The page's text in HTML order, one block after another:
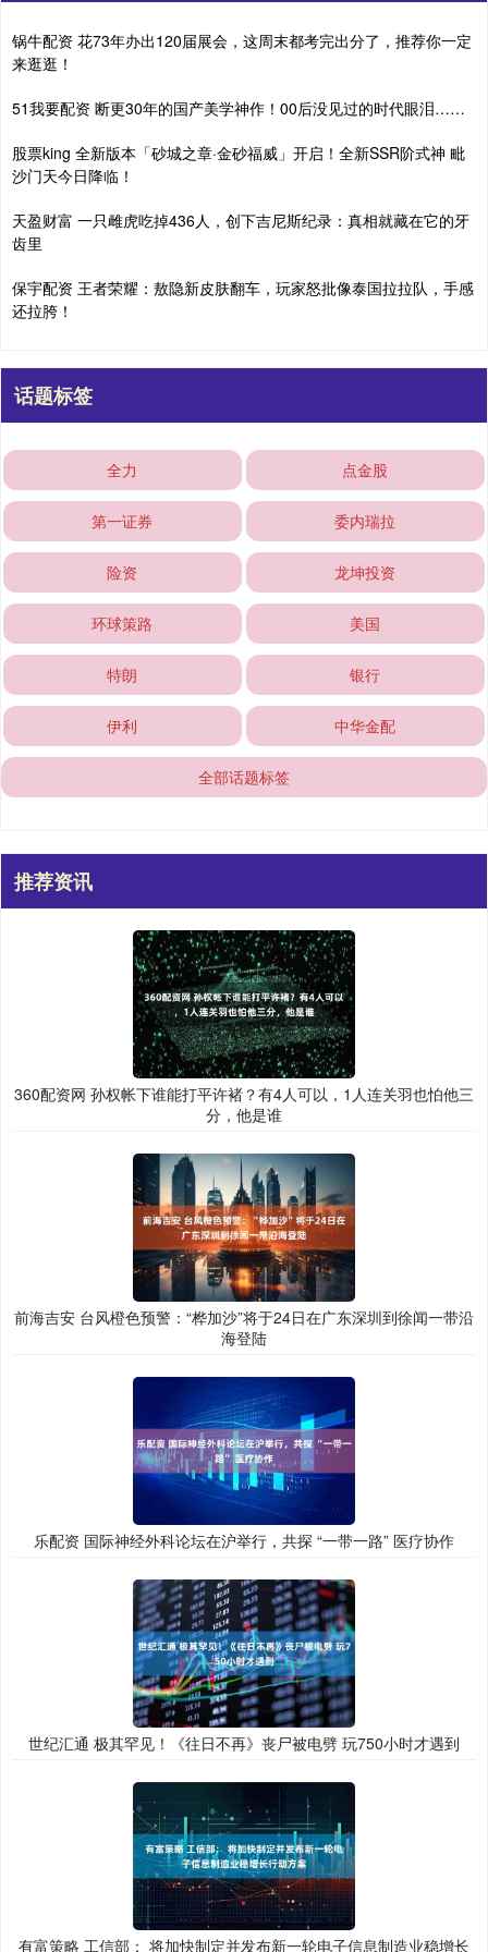
锅牛配资 花73年办出120届展会，这周末都考完出分了，推荐你一定
来逛逛！
51我要配资 断更30年的国产美学神作！00后没见过的时代眼泪……
股票king 全新版本「砂城之章·金砂福威」开启！全新SSR阶式神 毗
沙门天今日降临！
天盈财富 一只雌虎吃掉436人，创下吉尼斯纪录：真相就藏在它的牙
齿里
保宇配资 王者荣耀：敖隐新皮肤翻车，玩家怒批像泰国拉拉队，手感
还拉胯！
话题标签
全力 点金股
第一证券 委内瑞拉
险资 龙坤投资
环球策路 美国
特朗 银行
伊利 中华金配
全部话题标签
推荐资讯
360配资网 孙权帐下谁能打平许褚？有4人可以，1人连关羽也怕他三
分，他是谁
前海吉安 台风橙色预警：“桦加沙”将于24日在广东深圳到徐闻一带沿
海登陆
乐配资 国际神经外科论坛在沪举行，共探 “一带一路” 医疗协作
世纪汇通 极其罕见！《往日不再》丧尸被电劈 玩750小时才遇到
有富策略 工信部： 将加快制定并发布新一轮电子信息制造业稳增长